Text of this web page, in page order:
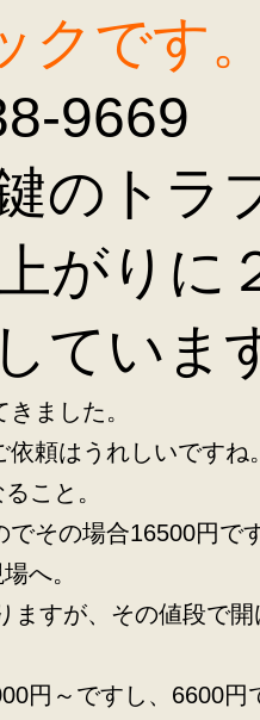
です。
9669
のトラ
がりに
ていま
ました。
頼はうれしいですね。
こと。
その場合16500円で
へ。
ますが、その値段で開
円～ですし、6600円